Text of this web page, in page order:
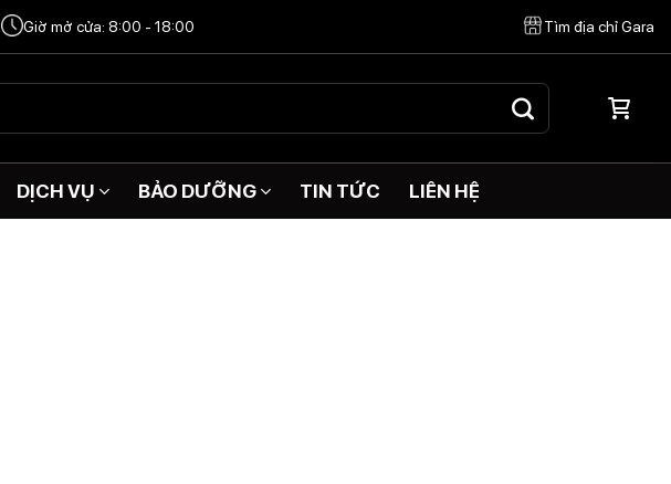
Giờ mở cửa: 8:00 - 18:00 Tìm địa chỉ Gara
DỊCH VỤ BẢO DƯỠNG TIN TỨC LIÊN HỆ